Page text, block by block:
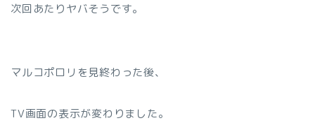
次回あたりヤバそうです。
マルコポロリを見終わった後、
TV画面の表示が変わりました。